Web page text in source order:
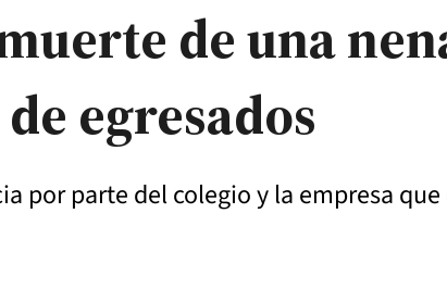
de una
egresados
por parte del colegio y la empresa